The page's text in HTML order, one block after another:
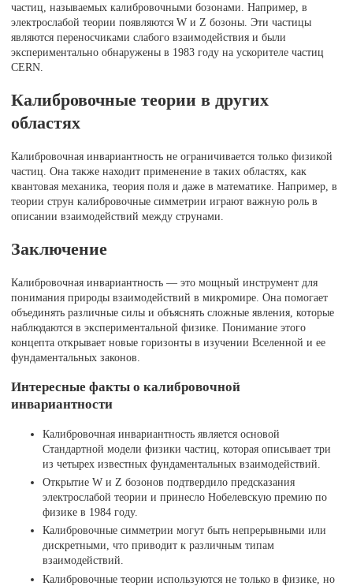
частиц, называемых калибровочными бозонами. Например, в
электрослабой теории появляются W и Z бозоны. Эти частицы
являются переносчиками слабого взаимодействия и были
экспериментально обнаружены в 1983 году на ускорителе частиц
CERN.
Калибровочные теории в других
областях
Калибровочная инвариантность не ограничивается только физикой
частиц. Она также находит применение в таких областях, как
квантовая механика, теория поля и даже в математике. Например, в
теории струн калибровочные симметрии играют важную роль в
описании взаимодействий между струнами.
Заключение
Калибровочная инвариантность — это мощный инструмент для
понимания природы взаимодействий в микромире. Она помогает
объединять различные силы и объяснять сложные явления, которые
наблюдаются в экспериментальной физике. Понимание этого
концепта открывает новые горизонты в изучении Вселенной и ее
фундаментальных законов.
Интересные факты о калибровочной
инвариантности
Калибровочная инвариантность является основой
Стандартной модели физики частиц, которая описывает три
из четырех известных фундаментальных взаимодействий.
Открытие W и Z бозонов подтвердило предсказания
электрослабой теории и принесло Нобелевскую премию по
физике в 1984 году.
Калибровочные симметрии могут быть непрерывными или
дискретными, что приводит к различным типам
взаимодействий.
Калибровочные теории используются не только в физике, но